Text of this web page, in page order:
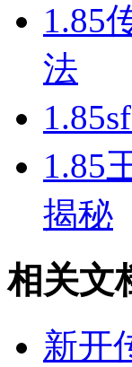
1.85
法
1.85
揭秘
相关文
新开